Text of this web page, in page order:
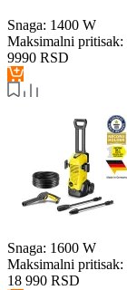
Snaga: 1400 W
Maksimalni pritisak:
9990 RSD
Snaga: 1600 W
Maksimalni pritisak:
18 990 RSD